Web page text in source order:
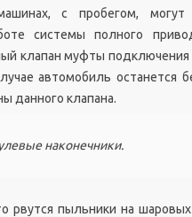
с пробегом, могут
системы полного
клапан муфты подключения
автомобиль останется
данного клапана.
наконечники.
рвутся пыльники на